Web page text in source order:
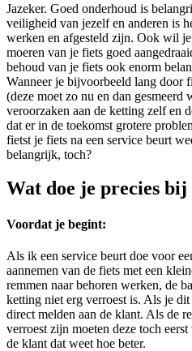
Jazeker. Goed onderhoud is
veiligheid van jezelf en anderen is
werken en afgesteld zijn. Ook wil
moeren van je fiets goed
behoud van je fiets ook enorm
Wanneer je bijvoorbeeld lang door
(deze moet zo nu en dan gesmeerd
veroorzaken aan de ketting zelf en
dat er in de toekomst grotere
fietst je fiets na een service beurt
belangrijk, toch?
Wat doe je precies bij
Voordat je begint:
Als ik een service beurt doe voor
aannemen van de fiets met een
remmen naar behoren werken, de
ketting niet erg verroest is. Als je
direct melden aan de klant. Als de
verroest zijn moeten deze toch
de klant dat weet hoe beter.